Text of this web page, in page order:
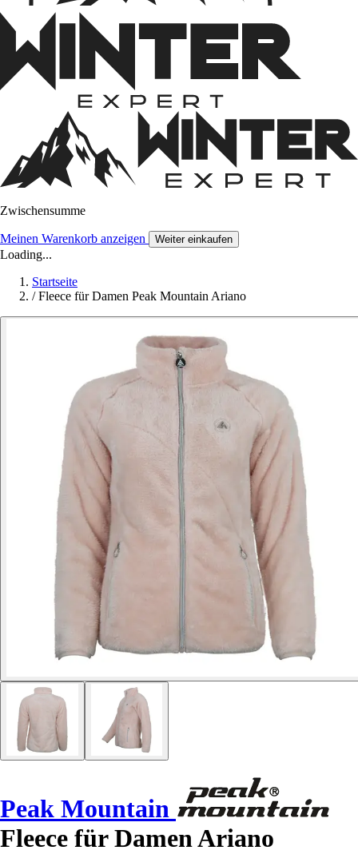
Zwischensumme
Meinen Warenkorb anzeigen Weiter einkaufen
Loading...
Startseite
/ Fleece für Damen Peak Mountain Ariano
Peak Mountain
Fleece für Damen Ariano